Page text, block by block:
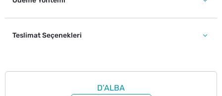
Teslimat Seçenekleri
D’ALBA